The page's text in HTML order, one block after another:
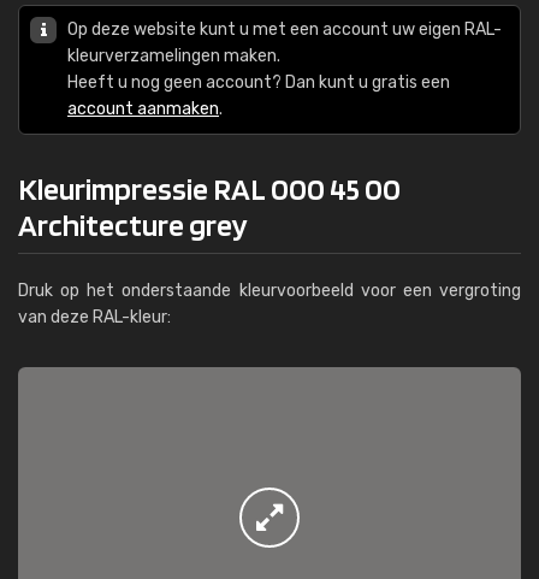
Op deze website kunt u met een account uw eigen RAL-
kleurverzamelingen maken.
Heeft u nog geen account? Dan kunt u gratis een
account aanmaken.
Kleurimpressie RAL 000 45 00
Architecture grey
Druk op het onderstaande kleurvoorbeeld voor een vergroting
van deze RAL-kleur: